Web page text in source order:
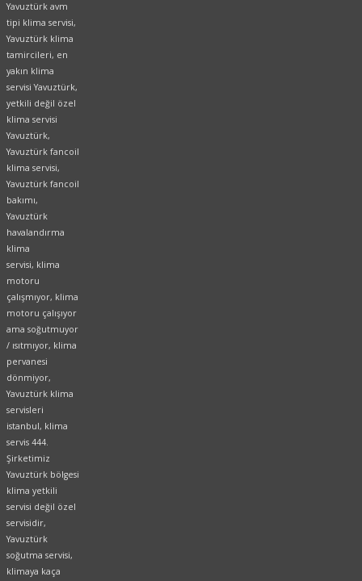
Yavuztürk avm
tipi klima servisi,
Yavuztürk klima
tamircileri, en
yakın klima
servisi Yavuztürk,
yetkili değil özel
klima servisi
Yavuztürk,
Yavuztürk fancoil
klima servisi,
Yavuztürk fancoil
bakımı,
Yavuztürk
havalandırma
klima
servisi, klima
motoru
çalışmıyor, klima
motoru çalışıyor
ama soğutmuyor
/ ısıtmıyor, klima
pervanesi
dönmiyor,
Yavuztürk klima
servisleri
istanbul, klima
servis 444.
Şirketimiz
Yavuztürk bölgesi
klima yetkili
servisi değil özel
servisidir,
Yavuztürk
soğutma servisi,
klimaya kaça